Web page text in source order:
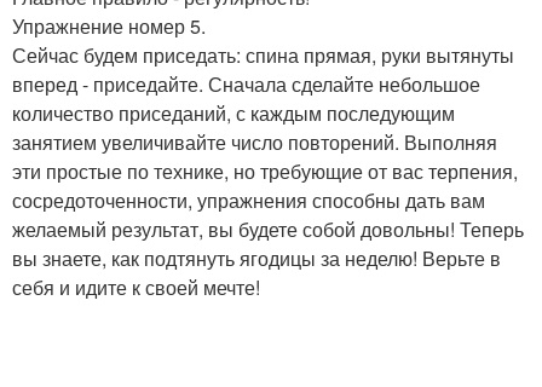
Упражнение номер 5.
Сейчас будем приседать: спина прямая, руки вытянуты
вперед - приседайте. Сначала сделайте небольшое
количество приседаний, с каждым последующим
занятием увеличивайте число повторений. Выполняя
эти простые по технике, но требующие от вас терпения,
сосредоточенности, упражнения способны дать вам
желаемый результат, вы будете собой довольны! Теперь
вы знаете, как подтянуть ягодицы за неделю! Верьте в
себя и идите к своей мечте!